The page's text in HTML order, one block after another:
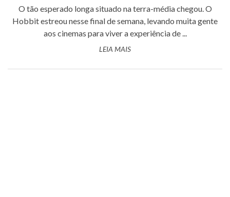
O tão esperado longa situado na terra-média chegou. O
Hobbit estreou nesse final de semana, levando muita gente
aos cinemas para viver a experiência de ...
LEIA MAIS